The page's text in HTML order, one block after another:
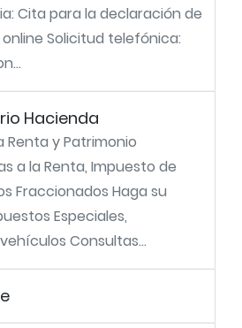
Cita para la declaración de
Solicitud telefónica:
Hacienda
Renta y Patrimonio
a la Renta, Impuesto de
Fraccionados Haga su
Especiales,
Consultas...